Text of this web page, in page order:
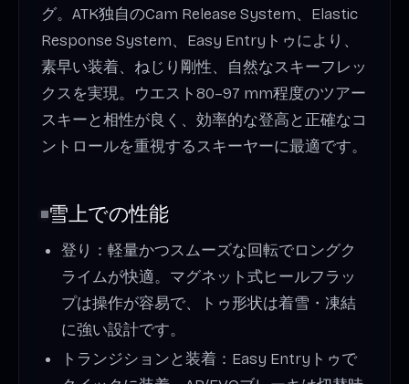
グ。ATK独自のCam Release System、Elastic
Response System、Easy Entryトゥにより、
素早い装着、ねじり剛性、自然なスキーフレッ
クスを実現。ウエスト80–97 mm程度のツアー
スキーと相性が良く、効率的な登高と正確なコ
ントロールを重視するスキーヤーに最適です。
雪上での性能
登り：軽量かつスムーズな回転でロングク
ライムが快適。マグネット式ヒールフラッ
プは操作が容易で、トゥ形状は着雪・凍結
に強い設計です。
トランジションと装着：Easy Entryトゥで